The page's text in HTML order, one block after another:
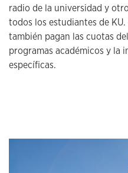
radio de la universidad y
todos los estudiantes de
también pagan las cuotas
programas académicos y la
específicas.